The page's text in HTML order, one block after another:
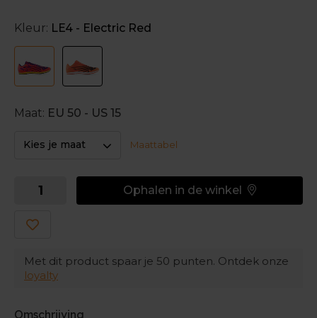
voor grip en snelheid. De ideale combinatie dus.
De traditionele tong- en kraagconstructie zorgt voor
een betrouwbare pasvorm, waar de vetersluiting
Kleur: LE4 - Electric Red
Maat: EU 50 - US 15
Kies je maat Maattabel
Ophalen in de winkel
Met dit product spaar je 50 punten. Ontdek onze
loyalty
Omschrijving